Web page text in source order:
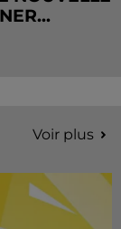
Voir plus